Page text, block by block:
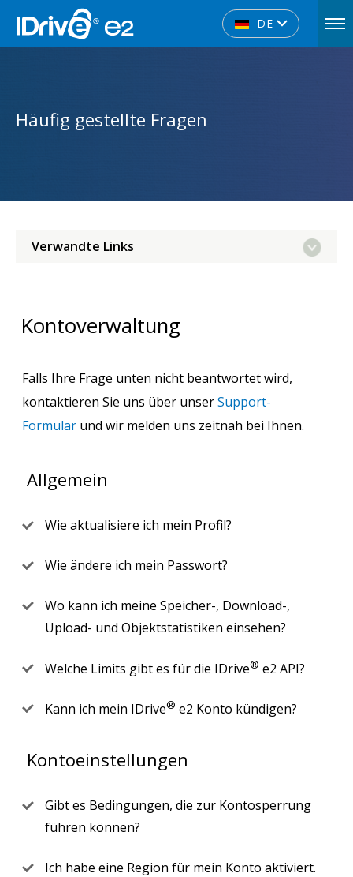
DE
Häufig gestellte Fragen
Verwandte Links
Kontoverwaltung
Falls Ihre Frage unten nicht beantwortet wird,
kontaktieren Sie uns über unserSupport-
Formular und wir melden uns zeitnah bei Ihnen.
Allgemein
Wie aktualisiere ich mein Profil?
Wie ändere ich mein Passwort?
Wo kann ich meine Speicher-, Download-,
Upload- und Objektstatistiken einsehen?
Welche Limits gibt es für die IDrive® e2 API?
Kann ich mein IDrive® e2 Konto kündigen?
Kontoeinstellungen
Gibt es Bedingungen, die zur Kontosperrung
führen können?
Ich habe eine Region für mein Konto aktiviert.